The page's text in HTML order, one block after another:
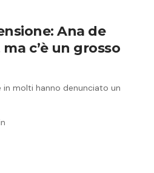
Ana de
c’è un grosso
in molti hanno denunciato un